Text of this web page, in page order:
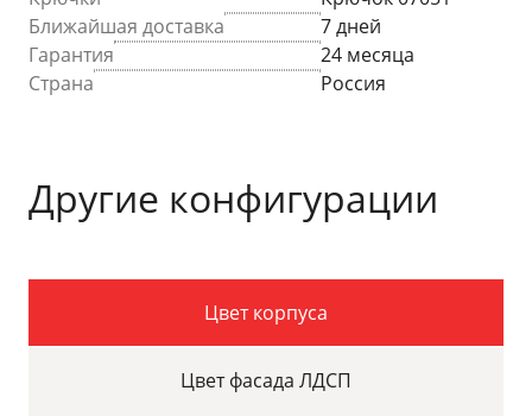
Ближайшая доставка
7 дней
Гарантия
24 месяца
Страна
Россия
Другие конфигурации
Цвет корпуса
Цвет фасада ЛДСП